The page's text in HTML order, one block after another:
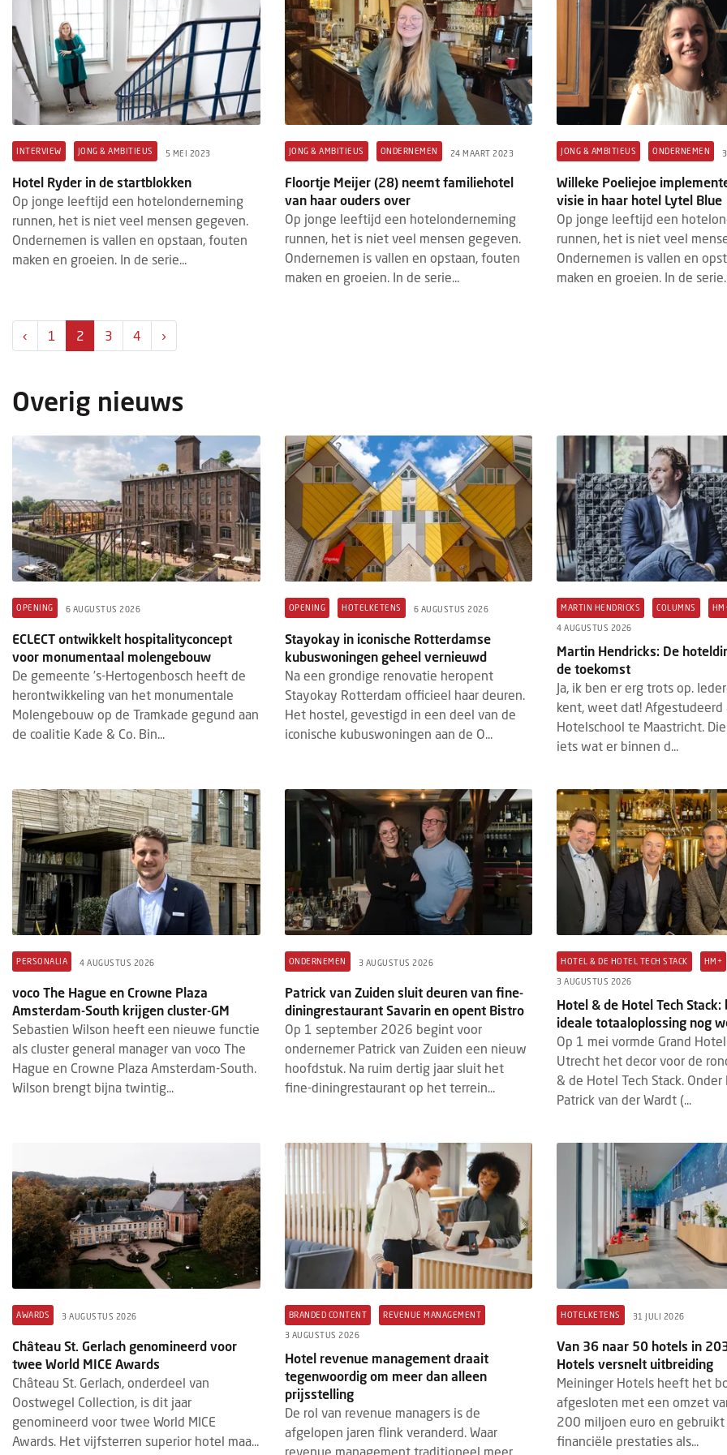
INTERVIEW JONG & AMBITIEUS 5 MEI 2023
Hotel Ryder in de startblokken
Op jonge leeftijd een hotelonderneming
runnen, het is niet veel mensen gegeven.
Ondernemen is vallen en opstaan, fouten
maken en groeien. In de serie...
JONG & AMBITIEUS ONDERNEMEN 24 MAART 2023
Floortje Meijer (28) neemt familiehotel
van haar ouders over
Op jonge leeftijd een hotelonderneming
runnen, het is niet veel mensen gegeven.
Ondernemen is vallen en opstaan, fouten
maken en groeien. In de serie...
JONG & AMBITIEUS ONDERNEMEN
Willeke Poeliejoe
visie in haar hotel Lytel Blue
Op jonge leeftijd een
runnen, het is niet veel
Ondernemen is vallen en
maken en groeien. In de
‹ 1 2 3 4 ›
Overig nieuws
OPENING 6 AUGUSTUS 2026
ECLECT ontwikkelt hospitalityconcept
voor monumentaal molengebouw
De gemeente ’s-Hertogenbosch heeft de
herontwikkeling van het monumentale
Molengebouw op de Tramkade gegund aan
de coalitie Kade & Co. Bin...
OPENING HOTELKETENS 6 AUGUSTUS 2026
Stayokay in iconische Rotterdamse
kubuswoningen geheel vernieuwd
Na een grondige renovatie heropent
Stayokay Rotterdam officieel haar deuren.
Het hostel, gevestigd in een deel van de
iconische kubuswoningen aan de O...
MARTIN HENDRICKS COLUMNS
4 AUGUSTUS 2026
Martin Hendricks: De
de toekomst
Ja, ik ben er erg trots op.
kent, weet dat! Afgestudeerd
Hotelschool te Maastricht.
iets wat er binnen d...
PERSONALIA 4 AUGUSTUS 2026
voco The Hague en Crowne Plaza
Amsterdam-South krijgen cluster-GM
Sebastien Wilson heeft een nieuwe functie
als cluster general manager van voco The
Hague en Crowne Plaza Amsterdam-South.
Wilson brengt bijna twintig...
ONDERNEMEN 3 AUGUSTUS 2026
Patrick van Zuiden sluit deuren van fine-
diningrestaurant Savarin en opent Bistro
Op 1 september 2026 begint voor
ondernemer Patrick van Zuiden een nieuw
hoofdstuk. Na ruim dertig jaar sluit het
fine-diningrestaurant op het terrein...
HOTEL & DE HOTEL TECH STACK HM+
3 AUGUSTUS 2026
Hotel & de Hotel Tech
ideale totaaloplossing nog
Op 1 mei vormde Grand
Utrecht het decor voor de
& de Hotel Tech Stack.
Patrick van der Wardt (...
AWARDS 3 AUGUSTUS 2026
Château St. Gerlach genomineerd voor
twee World MICE Awards
Château St. Gerlach, onderdeel van
Oostwegel Collection, is dit jaar
genomineerd voor twee World MICE
Awards. Het vijfsterren superior hotel maa...
BRANDED CONTENT REVENUE MANAGEMENT
3 AUGUSTUS 2026
Hotel revenue management draait
tegenwoordig om meer dan alleen
prijsstelling
De rol van revenue managers is de
afgelopen jaren flink veranderd. Waar
revenue management traditioneel meer
HOTELKETENS 31 JULI 2026
Van 36 naar 50 hotels in
Hotels versnelt uitbreiding
Meininger Hotels heeft het
afgesloten met een omzet
200 miljoen euro en gebruikt
financiële prestaties als...
PERSONALIA 4 AUGUSTUS 2026
voco The Hague en Crowne Plaza
Amsterdam-South krijgen cluster-GM
Sebastien Wilson heeft een nieuwe functie
als cluster general manager van voco The
Hague en Crowne Plaza Amsterdam-South.
Wilson brengt bijna twintig...
Hotel & de Hotel Tech Stack: bestaat de
ideale totaaloplossing nog wel?
Op 1 mei vormde Grand Hotel Karel V in
Utrecht het decor voor de rondetafel Hotel
& de Hotel Tech Stack. Onder leiding van
Patrick van der Wardt (...
EHMA-voorzitter: “Hoe
internationale
de hotellerie”
Panos Almyrantis is
European Hotel
(EHMA). Hij spreekt met
Management over de rol